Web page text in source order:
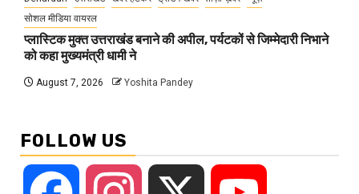
सोशल मीडिया वायरल
प्लास्टिक मुक्त उत्तराखंड बनाने की अपील, पर्यटकों से जिम्मेदारी निभाने
को कहा मुख्यमंत्री धामी ने
August 7, 2026 Yoshita Pandey
FOLLOW US